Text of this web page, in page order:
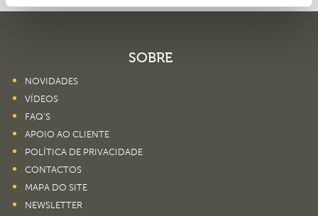
SOBRE
NOVIDADES
VÍDEOS
FAQ’S
APOIO AO CLIENTE
POLÍTICA DE PRIVACIDADE
CONTACTOS
MAPA DO SITE
NEWSLETTER